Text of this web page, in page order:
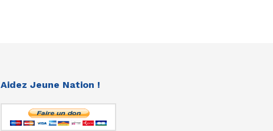
Aidez Jeune Nation !